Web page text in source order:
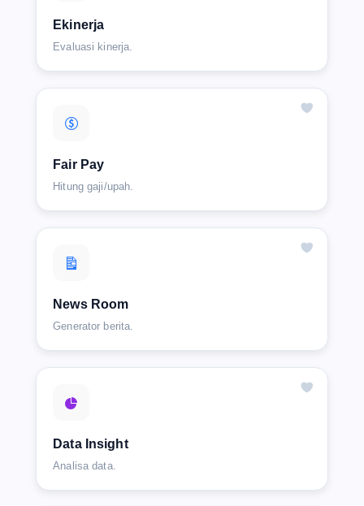
Ekinerja
Evaluasi kinerja.
Fair Pay
Hitung gaji/upah.
News Room
Generator berita.
Data Insight
Analisa data.